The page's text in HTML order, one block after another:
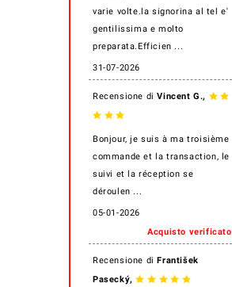
varie volte.la signorina al tel e'
gentilissima e molto
preparata.Efficien ...
31-07-2026
Recensione diVincent G.,
Bonjour, je suis à ma troisième
commande et la transaction, le
suivi et la réception se
déroulen ...
05-01-2026
Acquisto verificato
Recensione diFrantišek
Pasecký,